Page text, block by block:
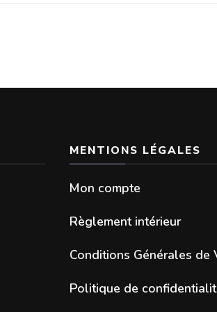
MENTIONS LÉGALES
Mon compte
Règlement intérieur
Conditions Générales de
Politique de